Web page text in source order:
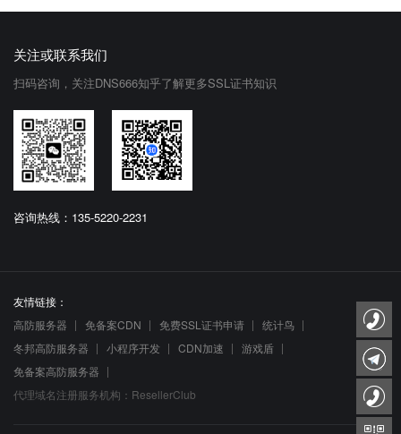
关注或联系我们
扫码咨询，关注DNS666知乎了解更多SSL证书知识
咨询热线：135-5220-2231
友情链接：
高防服务器
免备案CDN 免费SSL证书申请
统计鸟
冬邦高防服务器
小程序开发 CDN加速
游戏盾
免备案高防服务器
代理域名注册服务机构：ResellerClub